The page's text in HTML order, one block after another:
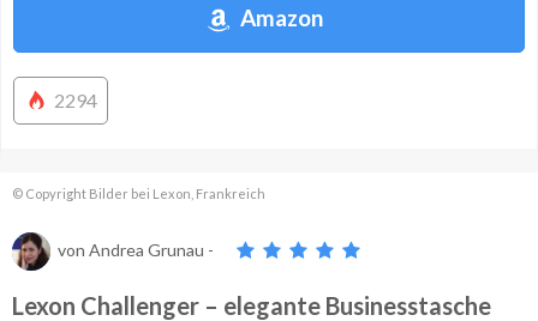
Amazon
2294
© Copyright Bilder bei Lexon, Frankreich
von Andrea Grunau -
Lexon Challenger – elegante Businesstasche